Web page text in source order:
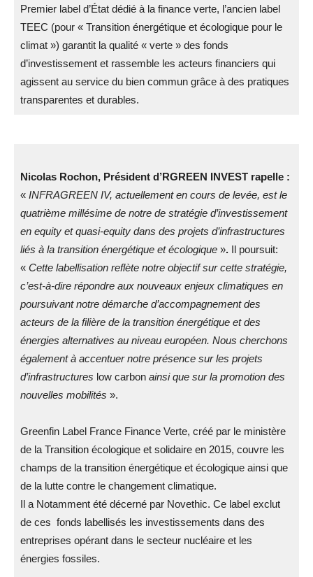
Premier label d’État dédié à la finance verte, l’ancien label
TEEC (pour « Transition énergétique et écologique pour le
climat ») garantit la qualité « verte » des fonds
d’investissement et rassemble les acteurs financiers qui
agissent au service du bien commun grâce à des pratiques
transparentes et durables.
Nicolas Rochon, Président d’RGREEN INVEST rapelle :
« INFRAGREEN IV, actuellement en cours de levée, est le
quatrième millésime de notre de stratégie d’investissement
en equity et quasi-equity dans des projets d’infrastructures
liés à la transition énergétique et écologique».Il poursuit:
« Cette labellisation reflète notre objectif sur cette stratégie,
c’est-à-dire répondre aux nouveaux enjeux climatiques en
poursuivant notre démarche d’accompagnement des
acteurs de la filière de la transition énergétique et des
énergies alternatives au niveau européen. Nous cherchons
également à accentuer notre présence sur les projets
d’infrastructures low carbon ainsi que sur la promotion des
nouvelles mobilités ».
Greenfin Label France Finance Verte, créé par le ministère
de la Transition écologique et solidaire en 2015, couvre les
champs de la transition énergétique et écologique ainsi que
de la lutte contre le changement climatique.
Il a Notamment été décerné par Novethic. Ce label exclut
de ces fonds labellisés les investissements dans des
entreprises opérant dans le secteur nucléaire et les
énergies fossiles.